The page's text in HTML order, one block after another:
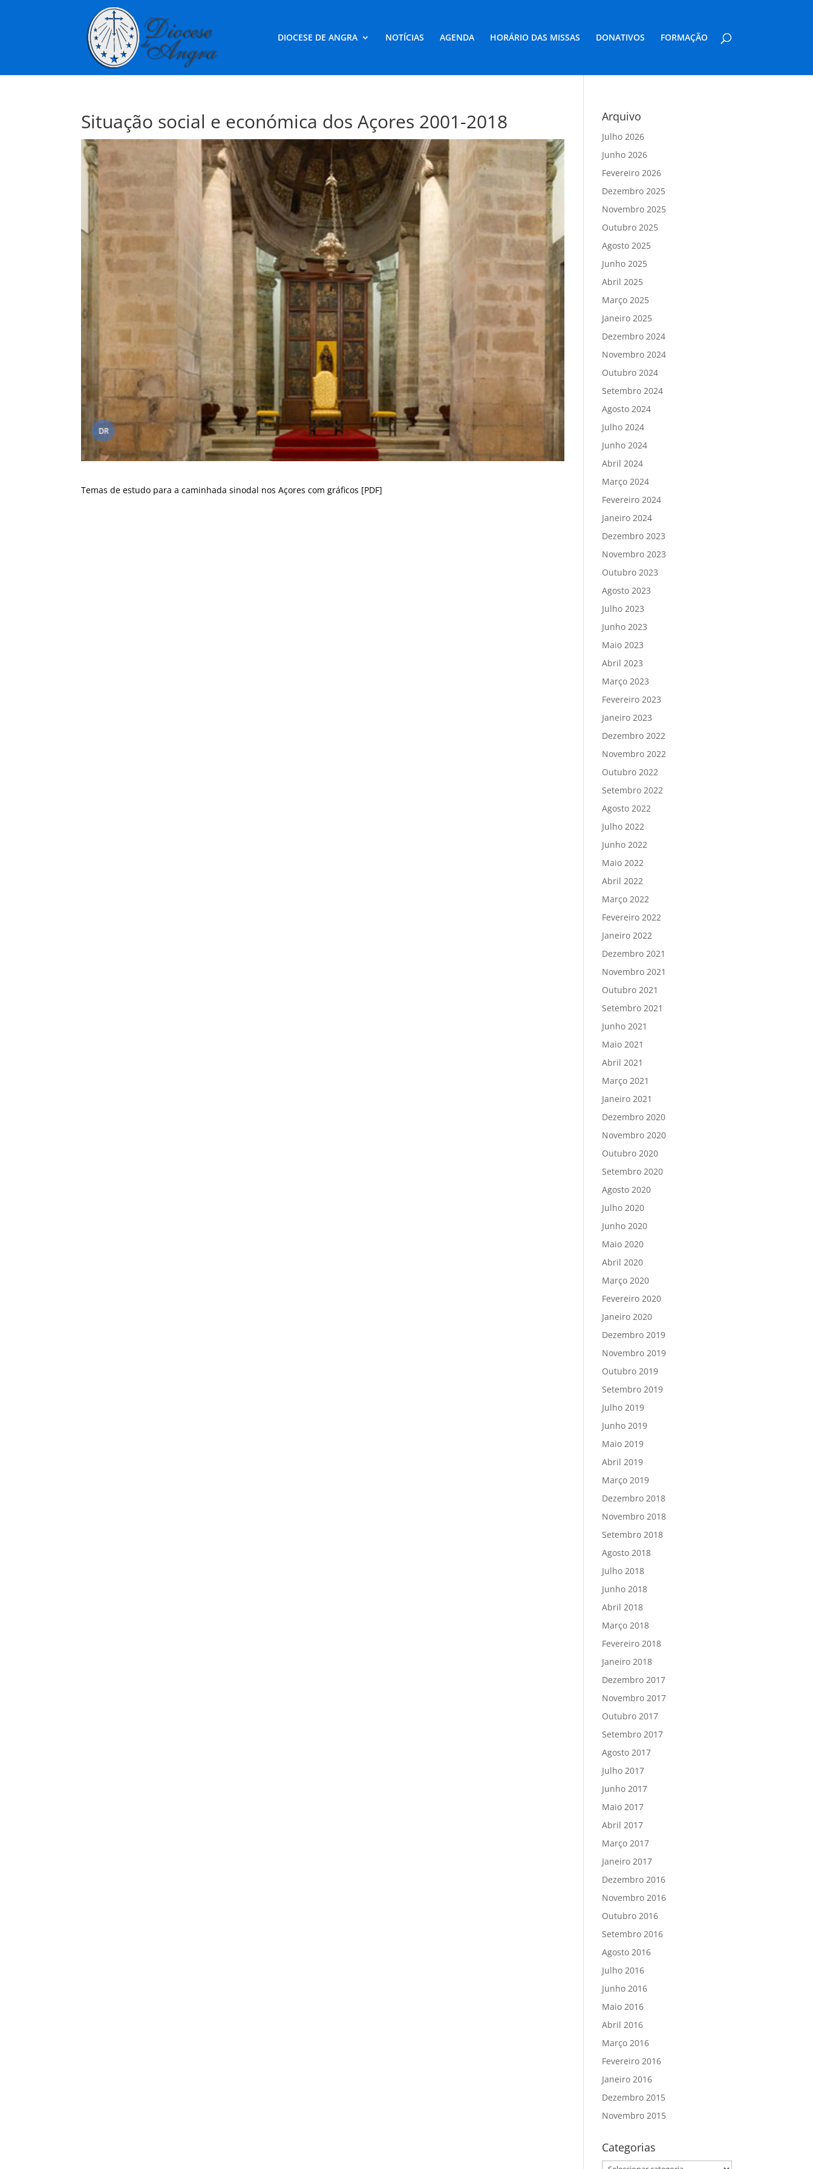
DIOCESE DE ANGRA NOTÍCIAS AGENDA HORÁRIO DAS MISSAS DONATIVOS FORMAÇÃO
Situação social e económica dos Açores 2001-2018
Temas de estudo para a caminhada sinodal nos Açores com gráficos [PDF]
Arquivo
Julho 2026
Junho 2026
Fevereiro 2026
Dezembro 2025
Novembro 2025
Outubro 2025
Agosto 2025
Junho 2025
Abril 2025
Março 2025
Janeiro 2025
Dezembro 2024
Novembro 2024
Outubro 2024
Setembro 2024
Agosto 2024
Julho 2024
Junho 2024
Abril 2024
Março 2024
Fevereiro 2024
Janeiro 2024
Dezembro 2023
Novembro 2023
Outubro 2023
Agosto 2023
Julho 2023
Junho 2023
Maio 2023
Abril 2023
Março 2023
Fevereiro 2023
Janeiro 2023
Dezembro 2022
Novembro 2022
Outubro 2022
Setembro 2022
Agosto 2022
Julho 2022
Junho 2022
Maio 2022
Abril 2022
Março 2022
Fevereiro 2022
Janeiro 2022
Dezembro 2021
Novembro 2021
Outubro 2021
Setembro 2021
Junho 2021
Maio 2021
Abril 2021
Março 2021
Janeiro 2021
Dezembro 2020
Novembro 2020
Outubro 2020
Setembro 2020
Agosto 2020
Julho 2020
Junho 2020
Maio 2020
Abril 2020
Março 2020
Fevereiro 2020
Janeiro 2020
Dezembro 2019
Novembro 2019
Outubro 2019
Setembro 2019
Julho 2019
Junho 2019
Maio 2019
Abril 2019
Março 2019
Dezembro 2018
Novembro 2018
Setembro 2018
Agosto 2018
Julho 2018
Junho 2018
Abril 2018
Março 2018
Fevereiro 2018
Janeiro 2018
Dezembro 2017
Novembro 2017
Outubro 2017
Setembro 2017
Agosto 2017
Julho 2017
Junho 2017
Maio 2017
Abril 2017
Março 2017
Janeiro 2017
Dezembro 2016
Novembro 2016
Outubro 2016
Setembro 2016
Agosto 2016
Julho 2016
Junho 2016
Maio 2016
Abril 2016
Março 2016
Fevereiro 2016
Janeiro 2016
Dezembro 2015
Novembro 2015
Categorias